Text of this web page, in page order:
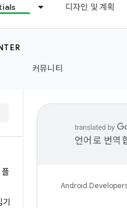
디자인 및 계획
커뮤니티
기
언어로 번역
Android